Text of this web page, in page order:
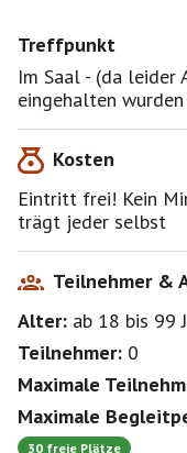
Mit getanzter
Leben …
GemEINSAM statt
Sonntag 12. April
Neckartalstr. 261,
Du erreichst das
Münster-Viadukt)
oder per Auto,
Freue Dich auf:
• Eintritt frei!
• DJ Ingo sorgt für
• Auch
• Der Plattformlift
Treffpunkt
Im Saal - (da
eingehalten
Kosten
Eintritt frei! Kein
trägt jeder selbst
Teilnehmer &
Alter: ab 18 bis 99
Teilnehmer: 0
Maximale
Maximale
30 freie Plätze